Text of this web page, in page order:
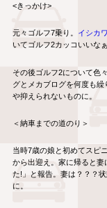
<きっかけ>
元々ゴルフ7乗り。 イシカ
いてゴルフ2カッコいいな
その後ゴルフ2について色
グとメカブログを何度も
や抑えられないものに。
＜納車までの道のり＞
当時7歳の娘と初めてスピ
から出迎え。家に帰ると
た!」と報告。妻は？？？
に。